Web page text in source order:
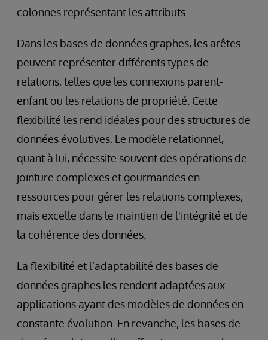
colonnes représentant les attributs.
Dans les bases de données graphes, les arêtes
peuvent représenter différents types de
relations, telles que les connexions parent-
enfant ou les relations de propriété. Cette
flexibilité les rend idéales pour des structures de
données évolutives. Le modèle relationnel,
quant à lui, nécessite souvent des opérations de
jointure complexes et gourmandes en
ressources pour gérer les relations complexes,
mais excelle dans le maintien de l'intégrité et de
la cohérence des données.
La flexibilité et l’adaptabilité des bases de
données graphes les rendent adaptées aux
applications ayant des modèles de données en
constante évolution. En revanche, les bases de